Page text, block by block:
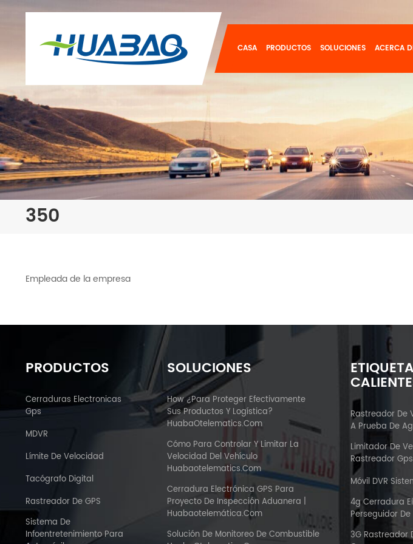
CASA PRODUCTOS SOLUCIONES ACERCA
350
Empleada de la empresa
PRODUCTOS
Cerraduras Electronicas
Gps
MDVR
Límite De Velocidad
Tacógrafo Digital
Rastreador De GPS
Sistema De
Infoentretenimiento Para
SOLUCIONES
How ¿Para Proteger Efectivamente
Sus Productos Y Logística?
HuabaOtelematics.com
Cómo Para Controlar Y Limitar La
Velocidad Del Vehículo
Huabaotelematics.com
Cerradura Electrónica GPS Para
Proyecto De Inspección Aduanera |
Huabaotelemática.com
Solución De Monitoreo De Combustible
Rastreador De
A Prueba De
Limitador De
Rastreador Gps
Móvil DVR
4g Cerradura
Perseguidor De
3G Rastreador